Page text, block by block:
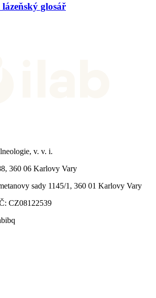
lázeňský glosář
v. v. i.
360 06 Karlovy Vary
sady 1145/1, 360 01 Karlovy Vary
CZ08122539